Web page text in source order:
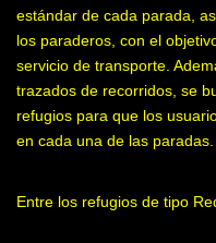
estándar de cada parada,
los paraderos, con el
servicio de transporte.
trazados de recorridos, se
refugios para que los
en cada una de las paradas.
Entre los refugios de tipo